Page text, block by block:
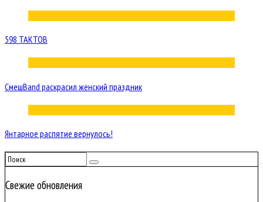
598 ТАКТОВ
СмешBand раскрасил женский праздник
Янтарное распятие вернулось!
Свежие обновления